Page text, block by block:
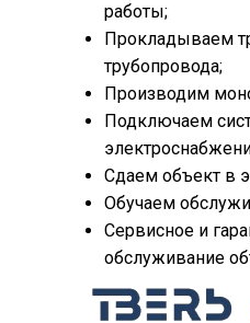
работы;
Прокладываем
трубопровода;
Производим
Подключаем
Сдаем объект в
Обучаем
Сервисное и
обслуживание